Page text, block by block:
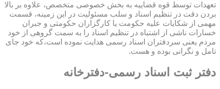
تعهدات توسط قوه قضاییه به بخش خصوصی متخصص، علاوه بر بالا
بردن دقت در تنظیم اسناد و سلب مسئولیت در این زمینه، قسمت
مهمی از شکایات علیه حکومت یا کارگزاران حکومتی و جبران
خسارات ناشی از اشتباه در تنظیم اسناد را به سمت گروهی از خود
مردم یعنی سردفتران اسناد رسمی هدایت نموده است،که خود جای
تامل و نگرانی بوده و هست.
دفتر ثبت اسناد رسمی-دفترخانه